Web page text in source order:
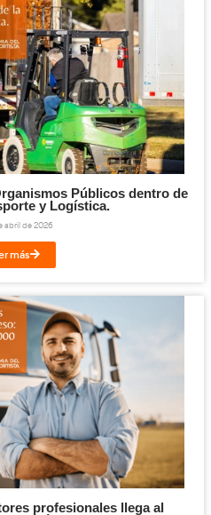
en la FP de
Logística.
29 de mayo de 2026
Leer más
Durante el Transporte